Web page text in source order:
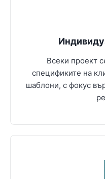
Всеки проект
спецификите на
шаблони, с фокус